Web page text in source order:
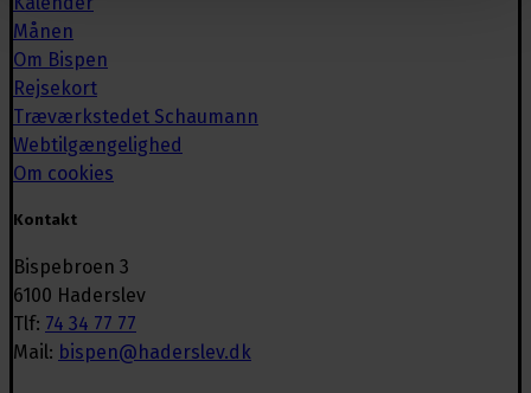
Månen
Om Bispen
Rejsekort
Træværkstedet Schaumann
Webtilgængelighed
Om cookies
Kontakt
Bispebroen 3
6100 Haderslev
Tlf: 74 34 77 77
Mail: bispen@haderslev.dk